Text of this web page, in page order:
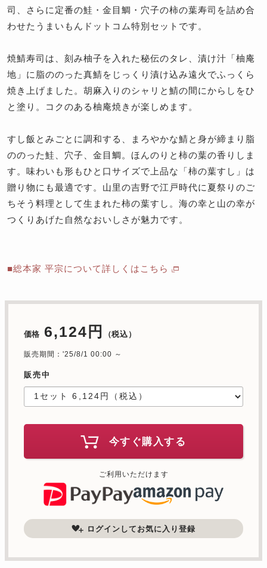
司、さらに定番の鮭・金目鯛・穴子の柿の葉寿司を詰め合
わせたうまいもんドットコム特別セットです。
焼鯖寿司は、刻み柚子を入れた秘伝のタレ、漬け汁「柚庵
地」に脂ののった真鯖をじっくり漬け込み遠火でふっくら
焼き上げました。胡麻入りのシャリと鯖の間にからしをひ
と塗り。コクのある柚庵焼きが楽しめます。
すし飯とみごとに調和する、まろやかな鯖と身が締まり脂
ののった鮭、穴子、金目鯛。ほんのりと柿の葉の香りしま
す。味わいも形もひと口サイズで上品な「柿の葉すし」は
贈り物にも最適です。山里の吉野で江戸時代に夏祭りのご
ちそう料理として生まれた柿の葉すし。海の幸と山の幸が
つくりあげた自然なおいしさが魅力です。
■総本家 平宗について詳しくはこちら
価格 6,124円 （税込）
販売期間：'25/8/1 00:00 ～
販売中
今すぐ購入する
ご利用いただけます
ログインしてお気に入り登録